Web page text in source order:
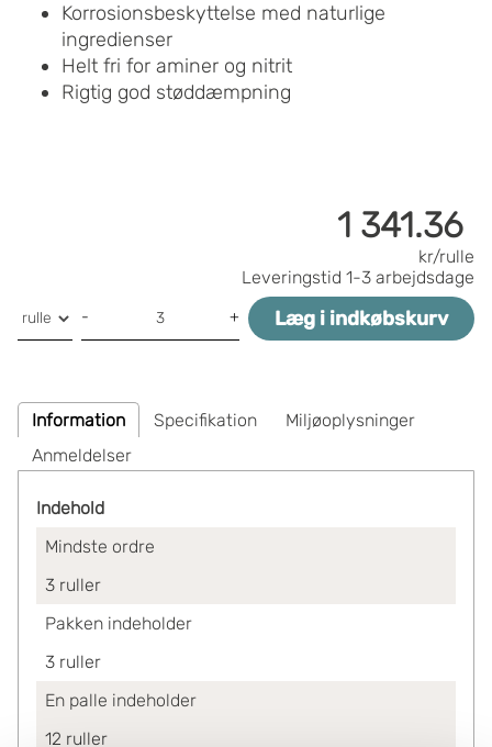
Korrosionsbeskyttelse med naturlige
ingredienser
Helt fri for aminer og nitrit
Rigtig god støddæmpning
1 341.36
kr/rulle
Leveringstid 1-3 arbejdsdage
- + Læg i indkøbskurv
Information Specifikation
Miljøoplysninger
Anmeldelser
Indehold
Mindste ordre
3 ruller
Pakken indeholder
3 ruller
En palle indeholder
12 ruller